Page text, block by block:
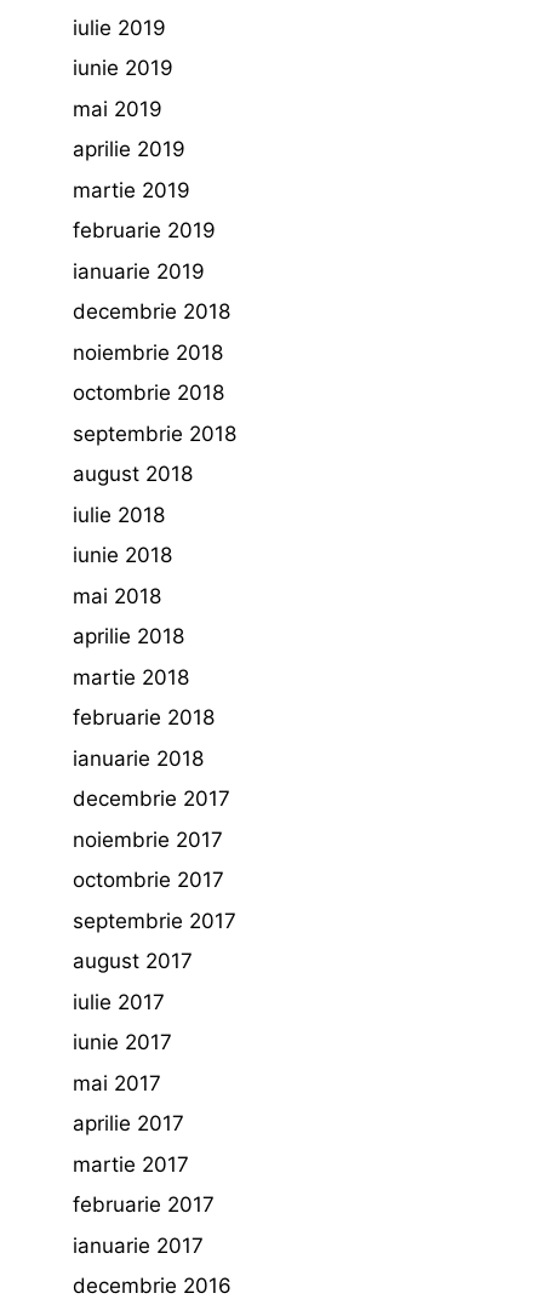
iulie 2019
iunie 2019
mai 2019
aprilie 2019
martie 2019
februarie 2019
ianuarie 2019
decembrie 2018
noiembrie 2018
octombrie 2018
septembrie 2018
august 2018
iulie 2018
iunie 2018
mai 2018
aprilie 2018
martie 2018
februarie 2018
ianuarie 2018
decembrie 2017
noiembrie 2017
octombrie 2017
septembrie 2017
august 2017
iulie 2017
iunie 2017
mai 2017
aprilie 2017
martie 2017
februarie 2017
ianuarie 2017
decembrie 2016